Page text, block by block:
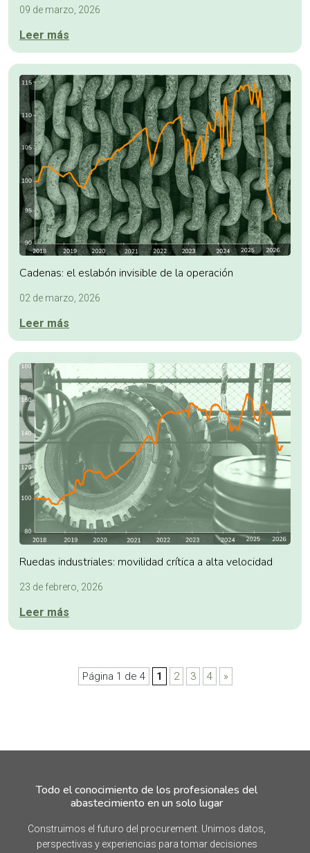
09 de marzo, 2026
Leer más
Cadenas: el eslabón invisible de la operación
02 de marzo, 2026
Leer más
Ruedas industriales: movilidad crítica a alta velocidad
23 de febrero, 2026
Leer más
Página 1 de 4 1 2 3 4 »
Todo el conocimiento de los profesionales del
abastecimiento en un solo lugar
Construimos el futuro del procurement. Unimos datos,
perspectivas y experiencias para tomar decisiones